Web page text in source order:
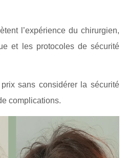
l’expérience du chirurgien,
et les protocoles de sécurité
sans considérer la sécurité
complications.